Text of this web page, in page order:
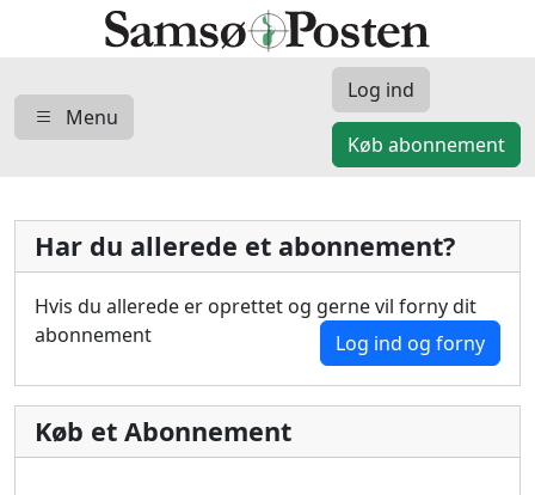
Menu
Log ind
Køb abonnement
Har du allerede et abonnement?
Hvis du allerede er oprettet og gerne vil forny dit
abonnement
Log ind og forny
Køb et Abonnement